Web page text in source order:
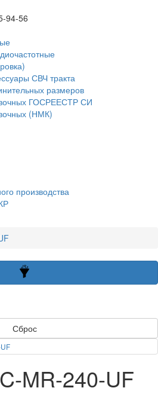
94-56
СВЧ тракта
размеров
ГОСРЕЕСТР СИ
(НМК)
производства
Сброс
MR-240-UF